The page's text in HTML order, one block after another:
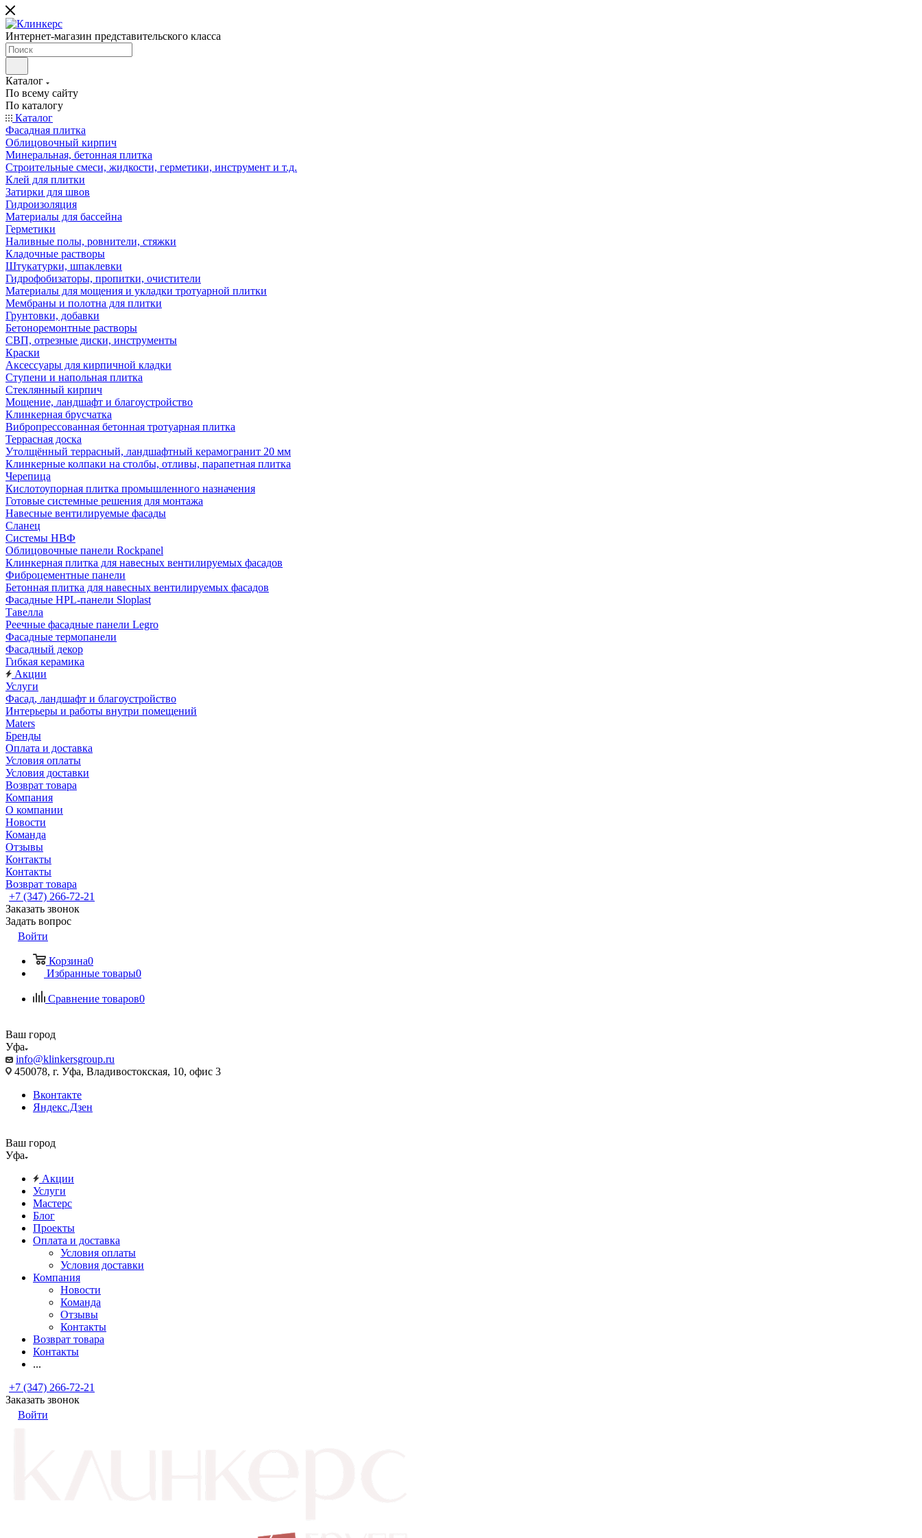
Интернет-магазин представительского класса
Каталог
По всему сайту
По каталогу
Каталог
Фасадная плитка
Облицовочный кирпич
Минеральная, бетонная плитка
Строительные смеси, жидкости, герметики, инструмент и т.д.
Клей для плитки
Затирки для швов
Гидроизоляция
Материалы для бассейна
Герметики
Наливные полы, ровнители, стяжки
Кладочные растворы
Штукатурки, шпаклевки
Гидрофобизаторы, пропитки, очистители
Материалы для мощения и укладки тротуарной плитки
Мембраны и полотна для плитки
Грунтовки, добавки
Бетоноремонтные растворы
СВП, отрезные диски, инструменты
Краски
Аксессуары для кирпичной кладки
Ступени и напольная плитка
Cтеклянный кирпич
Мощение, ландшафт и благоустройство
Клинкерная брусчатка
Вибропрессованная бетонная тротуарная плитка
Террасная доска
Утолщённый террасный, ландшафтный керамогранит 20 мм
Клинкерные колпаки на столбы, отливы, парапетная плитка
Черепица
Кислотоупорная плитка промышленного назначения
Готовые системные решения для монтажа
Навесные вентилируемые фасады
Сланец
Системы НВФ
Облицовочные панели Rockpanel
Клинкерная плитка для навесных вентилируемых фасадов
Фиброцементные панели
Бетонная плитка для навесных вентилируемых фасадов
Фасадные HPL-панели Sloplast
Тавелла
Реечные фасадные панели Legro
Фасадные термопанели
Фасадный декор
Гибкая керамика
Акции
Услуги
Фасад, ландшафт и благоустройство
Интерьеры и работы внутри помещений
Maters
Бренды
Оплата и доставка
Условия оплаты
Условия доставки
Возврат товара
Компания
О компании
Новости
Команда
Отзывы
Контакты
Контакты
Возврат товара
+7 (347) 266-72-21
Заказать звонок
Задать вопрос
Войти
Корзина0
Избранные товары0
Сравнение товаров0
Ваш город
Уфа
info@klinkersgroup.ru
450078, г. Уфа, Владивостокская, 10, офис 3
Вконтакте
Яндекс.Дзен
Ваш город
Уфа
Акции
Услуги
Мастерс
Блог
Проекты
Оплата и доставка
Условия оплаты
Условия доставки
Компания
Новости
Команда
Отзывы
Контакты
Возврат товара
Контакты
...
+7 (347) 266-72-21
Заказать звонок
Войти